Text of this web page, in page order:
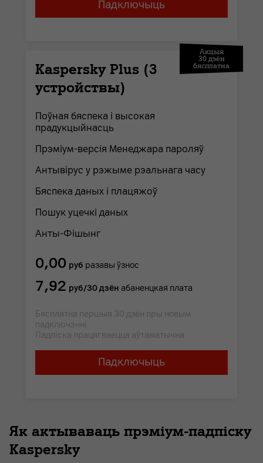
Падключыць
Акцыя
30 дзён
бясплатна
Kaspersky Plus (3
устройствы)
Поўная бяспека і высокая
прадукцыйнасць
Прэміум-версія Менеджара пароляў
Антывірус у рэжыме рэальнага часу
Бяспека даных і плацяжоў
Пошук уцечкі даных
Анты-Фішынг
0,00 руб разавы ўзнос
7,92 руб/30 дзён абаненцкая плата
Бясплатна першыя 30 дзён пры новым
падключэнні
Падпіска працягваецца аўтаматычна
Падключыць
Як актываваць прэміум-падпіску
Kaspersky